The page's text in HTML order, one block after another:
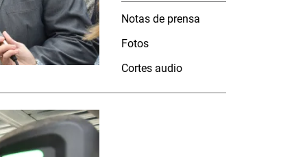
Notas de prensa
Fotos
Cortes audio